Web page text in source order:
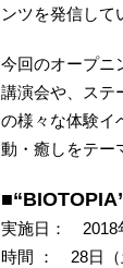
ンツを発信して
今回のオープニ
講演会や、ステ
の様々な体験イ
動・癒しをテー
実施日： 2018
時間 ： 28日（